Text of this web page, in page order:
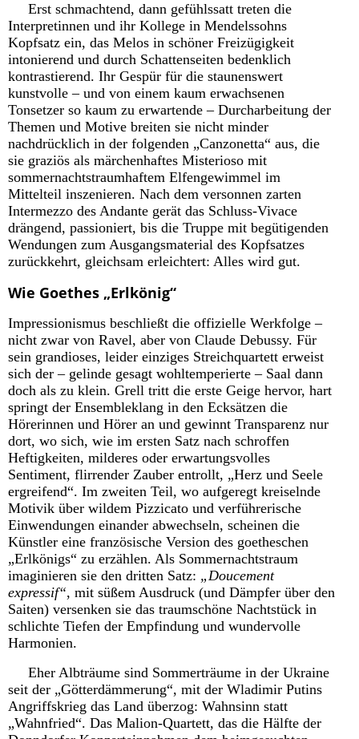
Erst schmachtend, dann gefühlssatt treten die
Interpretinnen und ihr Kollege in Mendelssohns
Kopfsatz ein, das Melos in schöner Freizügigkeit
intonierend und durch Schattenseiten bedenklich
kontrastierend. Ihr Gespür für die staunenswert
kunstvolle – und von einem kaum erwachsenen
Tonsetzer so kaum zu erwartende – Durcharbeitung der
Themen und Motive breiten sie nicht minder
nachdrücklich in der folgenden „Canzonetta“ aus, die
sie graziös als märchenhaftes Misterioso mit
sommernachtstraumhaftem Elfengewimmel im
Mittelteil inszenieren. Nach dem versonnen zarten
Intermezzo des Andante gerät das Schluss-Vivace
drängend, passioniert, bis die Truppe mit begütigenden
Wendungen zum Ausgangsmaterial des Kopfsatzes
zurückkehrt, gleichsam erleichtert: Alles wird gut.
Wie Goethes „Erlkönig“
Impressionismus beschließt die offizielle Werkfolge –
nicht zwar von Ravel, aber von Claude Debussy. Für
sein grandioses, leider einziges Streichquartett erweist
sich der – gelinde gesagt wohltemperierte – Saal dann
doch als zu klein. Grell tritt die erste Geige hervor, hart
springt der Ensembleklang in den Ecksätzen die
Hörerinnen und Hörer an und gewinnt Transparenz nur
dort, wo sich, wie im ersten Satz nach schroffen
Heftigkeiten, milderes oder erwartungsvolles
Sentiment, flirrender Zauber entrollt, „Herz und Seele
ergreifend“. Im zweiten Teil, wo aufgeregt kreiselnde
Motivik über wildem Pizzicato und verführerische
Einwendungen einander abwechseln, scheinen die
Künstler eine französische Version des goetheschen
„Erlkönigs“ zu erzählen. Als Sommernachtstraum
imaginieren sie den dritten Satz: „Doucement
expressif“, mit süßem Ausdruck (und Dämpfer über den
Saiten) versenken sie das traumschöne Nachtstück in
schlichte Tiefen der Empfindung und wundervolle
Harmonien.
Eher Albträume sind Sommerträume in der Ukraine
seit der „Götterdämmerung“, mit der Wladimir Putins
Angriffskrieg das Land überzog: Wahnsinn statt
„Wahnfried“. Das Malion-Quartett, das die Hälfte der